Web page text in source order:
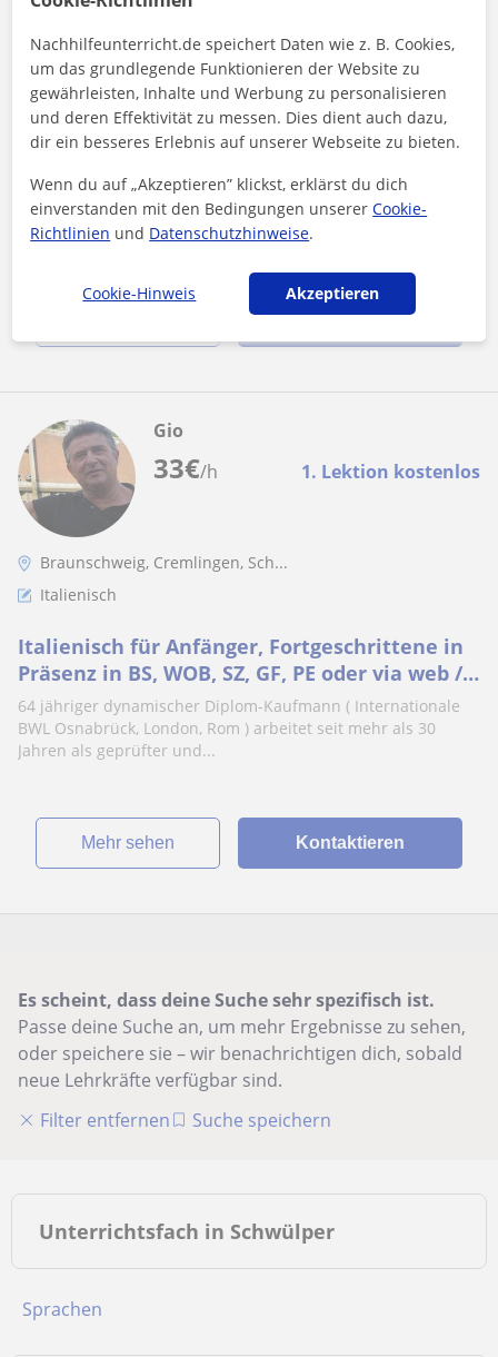
Braunschweig, Schwülper
Englisch
Ich bin arzt von beruf und ich habe in uk
studiert .mein englisch ist niveau b2-c1
Ich glaube ,dass jede person braucht etwas anders deswegen
bin ich flexibel .daruber hinaus können wir zusammen
entscheiden was am besten i...
Kontaktieren
33€/h 1. Lektion kostenlos
Gio
Braunschweig, Cremlingen, Sch...
Italienisch
Italienisch für Anfänger, Fortgeschrittene in
Präsenz in BS, WOB, SZ, GF, PE oder via web /
Video
64 jähriger dynamischer Diplom-Kaufmann ( Internationale
BWL Osnabrück, London, Rom ) arbeitet seit mehr als 30
Jahren als geprüfter und...
Mehr sehen Kontaktieren
Es scheint, dass deine Suche sehr spezifisch ist.
Passe deine Suche an, um mehr Ergebnisse zu sehen,
oder speichere sie – wir benachrichtigen dich, sobald
neue Lehrkräfte verfügbar sind.
Filter entfernen
Suche speichern
Unterrichtsfach in Schwülper
Sprachen
Nachhilfeunterricht.de speichert Daten wie z. B. Cookies,
um das grundlegende Funktionieren der Website zu
gewährleisten, Inhalte und Werbung zu personalisieren
und deren Effektivität zu messen. Dies dient auch dazu,
dir ein besseres Erlebnis auf unserer Webseite zu bieten.
Wenn du auf „Akzeptieren” klickst, erklärst du dich
einverstanden mit den Bedingungen unsererCookie-
Richtlinien und Datenschutzhinweise.
Cookie-Hinweis Akzeptieren